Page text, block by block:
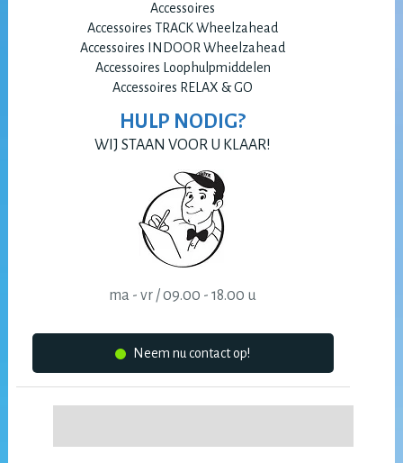
Accessoires
Accessoires TRACK Wheelzahead
Accessoires INDOOR Wheelzahead
Accessoires Loophulpmiddelen
Accessoires RELAX & GO
HULP NODIG?
WIJ STAAN VOOR U KLAAR!
ma - vr / 09.00 - 18.00 u
Neem nu contact op!